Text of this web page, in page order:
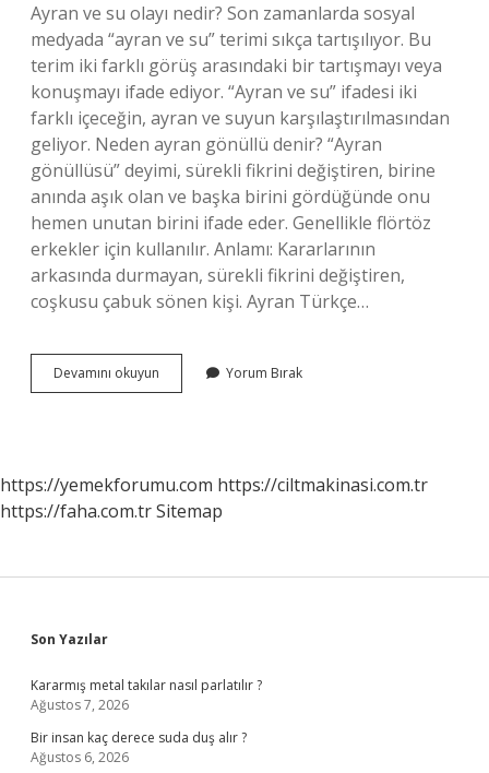
Ayran ve su olayı nedir? Son zamanlarda sosyal
medyada “ayran ve su” terimi sıkça tartışılıyor. Bu
terim iki farklı görüş arasındaki bir tartışmayı veya
konuşmayı ifade ediyor. “Ayran ve su” ifadesi iki
farklı içeceğin, ayran ve suyun karşılaştırılmasından
geliyor. Neden ayran gönüllü denir? “Ayran
gönüllüsü” deyimi, sürekli fikrini değiştiren, birine
anında aşık olan ve başka birini gördüğünde onu
hemen unutan birini ifade eder. Genellikle flörtöz
erkekler için kullanılır. Anlamı: Kararlarının
arkasında durmayan, sürekli fikrini değiştiren,
coşkusu çabuk sönen kişi. Ayran Türkçe…
Devamını okuyun
Neden
Yorum Bırak
https://yemekforumu.com https://ciltmakinasi.com.tr
https://faha.com.trSitemap
Sidebar
Son Yazılar
Kararmış metal takılar nasıl parlatılır ?
Ağustos 7, 2026
Bir insan kaç derece suda duş alır ?
Ağustos 6, 2026